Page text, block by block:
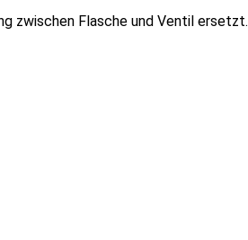
zwischen Flasche und Ventil ersetzt.